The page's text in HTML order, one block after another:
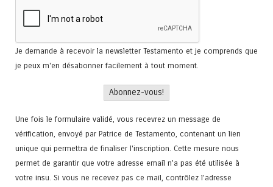
Je demande à recevoir la newsletter Testamento et je comprends que
je peux m'en désabonner facilement à tout moment.
Une fois le formulaire validé, vous recevrez un message de
vérification, envoyé par Patrice de Testamento, contenant un lien
unique qui permettra de finaliser l'inscription. Cette mesure nous
permet de garantir que votre adresse email n’a pas été utilisée à
votre insu. Si vous ne recevez pas ce mail, contrôlez l’adresse